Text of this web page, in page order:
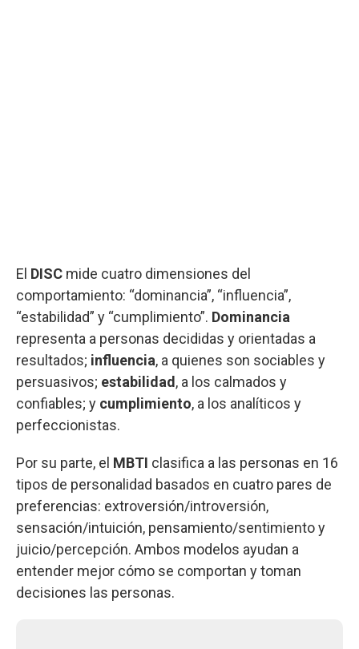
El DISC mide cuatro dimensiones del
comportamiento: “dominancia”, “influencia”,
“estabilidad” y “cumplimiento”. Dominancia
representa a personas decididas y orientadas a
resultados; influencia, a quienes son sociables y
persuasivos; estabilidad , a los calmados y
confiables; y cumplimiento, a los analíticos y
perfeccionistas.
Por su parte, el MBTI clasifica a las personas en 16
tipos de personalidad basados en cuatro pares de
preferencias: extroversión/introversión,
sensación/intuición, pensamiento/sentimiento y
juicio/percepción. Ambos modelos ayudan a
entender mejor cómo se comportan y toman
decisiones las personas.